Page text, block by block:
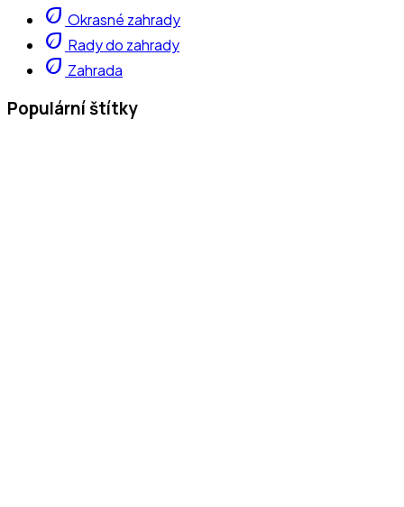
eco Okrasné zahrady
eco Rady do zahrady
eco Zahrada
Populární štítky